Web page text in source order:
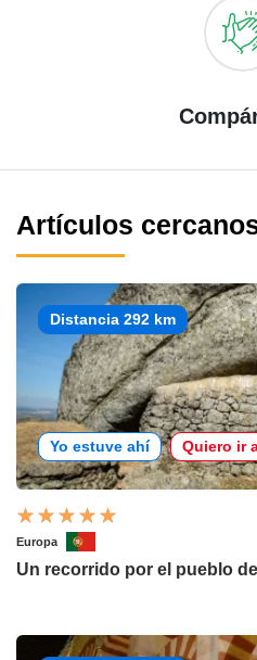
Artículos
Distancia 292 km
Yo estuve ahí Quiero ir
Europa
Un recorrido por el pueblo